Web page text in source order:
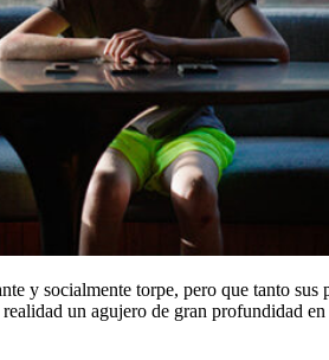
y socialmente torpe, pero que tanto
un agujero de gran profundidad